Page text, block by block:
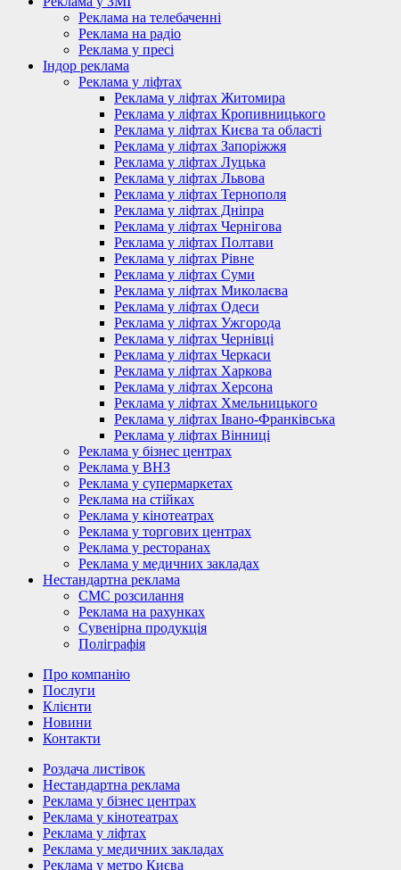
Реклама на телебаченні
Реклама на радіо
Реклама у пресі
Індор реклама
Реклама у ліфтах
Реклама у ліфтах Житомира
Реклама у ліфтах Кропивницького
Реклама у ліфтах Києва та області
Реклама у ліфтах Запоріжжя
Реклама у ліфтах Луцька
Реклама у ліфтах Львова
Реклама у ліфтах Тернополя
Реклама у ліфтах Дніпра
Реклама у ліфтах Чернігова
Реклама у ліфтах Полтави
Реклама у ліфтах Рівне
Реклама у ліфтах Суми
Реклама у ліфтах Миколаєва
Реклама у ліфтах Одеси
Реклама у ліфтах Ужгорода
Реклама у ліфтах Чернівці
Реклама у ліфтах Черкаси
Реклама у ліфтах Харкова
Реклама у ліфтах Херсона
Реклама у ліфтах Хмельницького
Реклама у ліфтах Івано-Франківська
Реклама у ліфтах Вінниці
Реклама у бізнес центрах
Реклама у ВНЗ
Реклама у супермаркетах
Реклама на стійках
Реклама у кінотеатрах
Реклама у торгових центрах
Реклама у ресторанах
Реклама у медичних закладах
Нестандартна реклама
СМС розсилання
Реклама на рахунках
Сувенірна продукція
Поліграфія
Про компанію
Послуги
Клієнти
Новини
Контакти
Роздача листівок
Нестандартна реклама
Реклама у бізнес центрах
Реклама у кінотеатрах
Реклама у ліфтах
Реклама у медичних закладах
Реклама у метро Києва